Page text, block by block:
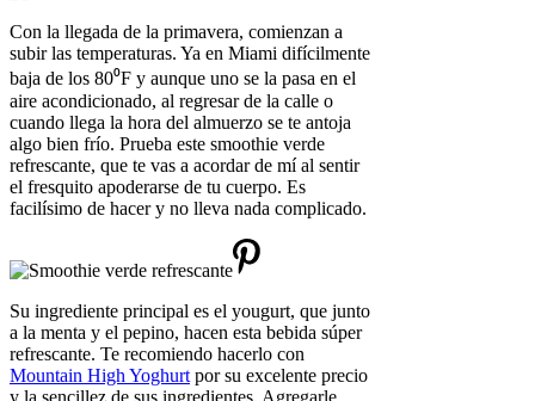
Con la llegada de la primavera, comienzan a
subir las temperaturas. Ya en Miami difícilmente
baja de los 80⁰F y aunque uno se la pasa en el
aire acondicionado, al regresar de la calle o
cuando llega la hora del almuerzo se te antoja
algo bien frío. Prueba este smoothie verde
refrescante, que te vas a acordar de mí al sentir
el fresquito apoderarse de tu cuerpo. Es
facilísimo de hacer y no lleva nada complicado.
Su ingrediente principal es el yougurt, que junto
a la menta y el pepino, hacen esta bebida súper
refrescante. Te recomiendo hacerlo con
Mountain High Yoghurt por su excelente precio